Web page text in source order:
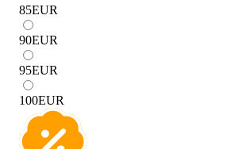
85EUR
90EUR
95EUR
100EUR